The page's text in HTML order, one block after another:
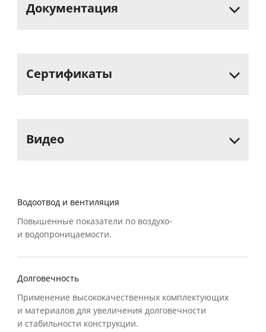
Документация
Сертификаты
Видео
Водоотвод и вентиляция
Повышенные показатели по воздухо-
и водопроницаемости.
Долговечность
Применение высококачественных комплектующих
и материалов для увеличения долговечности
и стабильности конструкции.